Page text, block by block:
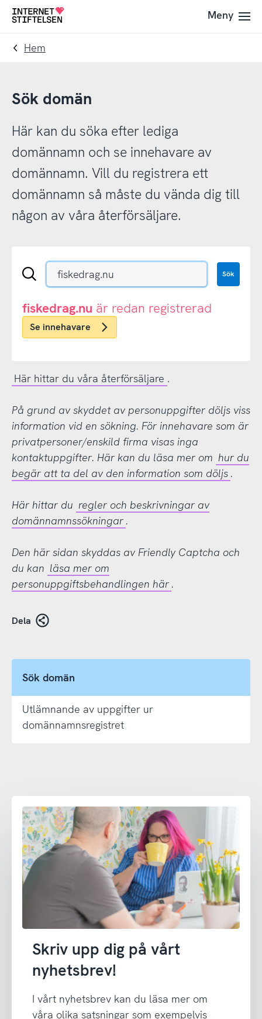
Till
navigering
Till
innehåll
Till
Meny
Hem
Sök domän
Här kan du söka efter lediga
domännamn och se innehavare av
domännamn. Vill du registrera ett
domännamn så måste du vända dig till
någon av våra återförsäljare.
Sök
eller
.nu-
domän
Sök
fiskedrag.nu är redan registrerad
Se innehavare
Här hittar du våra återförsäljare .
På grund av skyddet av personuppgifter döljs viss
information vid en sökning. För innehavare som är
privatpersoner/enskild firma visas inga
kontaktuppgifter. Här kan du läsa mer om hur du
begär att ta del av den information som döljs .
Här hittar du regler och beskrivningar av
domännamnssökningar .
Den här sidan skyddas av Friendly Captcha och
du kan läsa mer om
personuppgiftsbehandlingen här .
Dela
Sök domän
Utlämnande av uppgifter ur
domännamnsregistret
Skriv upp dig på vårt
nyhetsbrev!
I vårt nyhetsbrev kan du läsa mer om
våra olika satsningar som exempelvis